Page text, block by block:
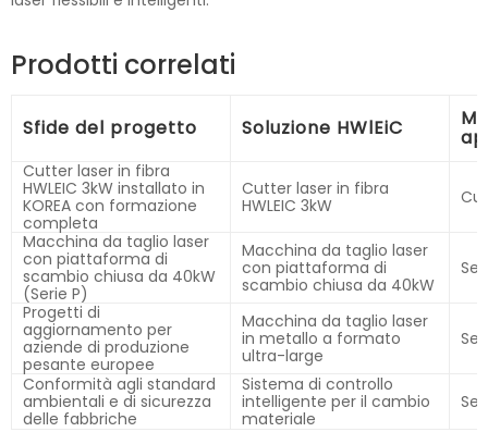
Prodotti correlati
Sfide del progetto Soluzione HWlEiC
Cutter laser in fibra
HWLEIC 3kW installato in
KOREA con formazione
completa
Cutter laser in fibra
HWLEIC 3kW
Macchina da taglio laser
con piattaforma di
scambio chiusa da 40kW
(Serie P)
Macchina da taglio laser
con piattaforma di
scambio chiusa da 40kW
Progetti di
aggiornamento per
aziende di produzione
pesante europee
Macchina da taglio laser
in metallo a formato
ultra-large
Conformità agli standard
ambientali e di sicurezza
delle fabbriche
Sistema di controllo
intelligente per il cambio
materiale